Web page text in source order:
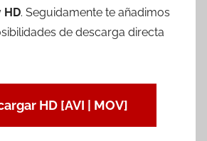
HD. Seguidamente te añadimos
de descarga directa
HD [AVI | MOV]